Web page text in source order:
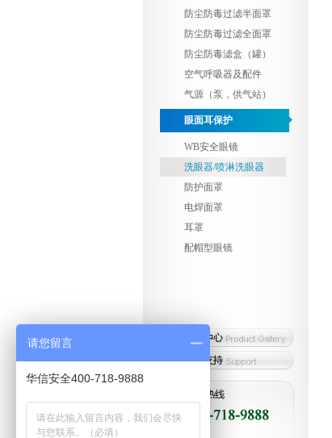
防尘防毒过滤半面罩
防尘防毒过滤全面罩
防尘防毒滤盒（罐）
空气呼吸器及配件
气源（泵，供气站）
眼面耳保护
WB安全眼镜
洗眼器/喷淋洗眼器
防护面罩
电焊面罩
耳罩
配帽型眼镜
请您留言
华信安全400-718-9888